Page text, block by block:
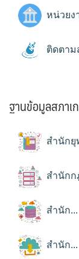
หน่วยง
ติดตา
ฐานข้อมูลสภา
สำนักยุ
สำนัก
สำนัก...
สำนัก...